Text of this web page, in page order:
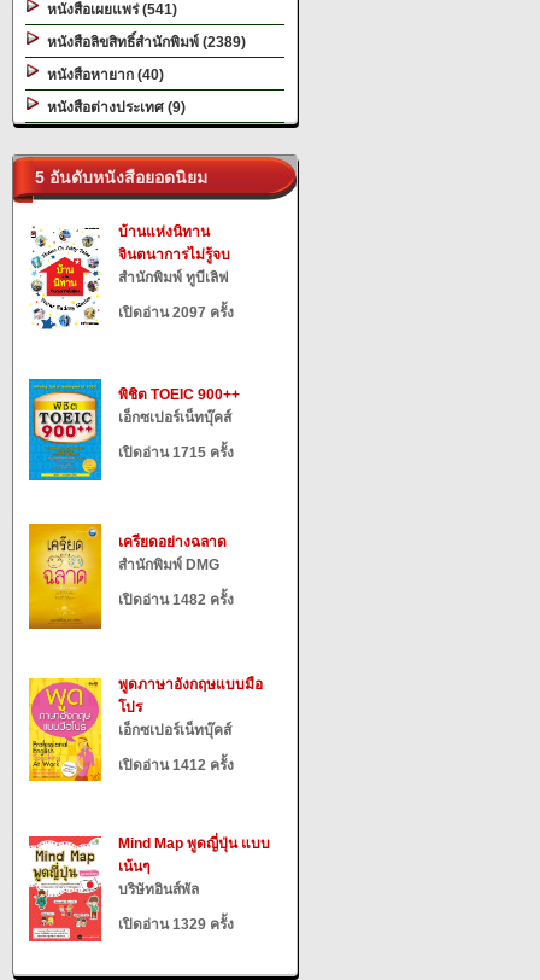
หนังสือเผยแพร่ (541)
หนังสือลิขสิทธิ์สำนักพิมพ์ (2389)
หนังสือหายาก (40)
หนังสือต่างประเทศ (9)
5 อันดับหนังสือยอดนิยม
บ้านแห่งนิทาน
จินตนาการไม่รู้จบ
สำนักพิมพ์ ทูบีเลิฟ
เปิดอ่าน 2097 ครั้ง
พิชิต TOEIC 900++
เอ็กซเปอร์เน็ทบุ๊คส์
เปิดอ่าน 1715 ครั้ง
เครียดอย่างฉลาด
สำนักพิมพ์ DMG
เปิดอ่าน 1482 ครั้ง
พูดภาษาอังกฤษแบบมือ
โปร
เอ็กซเปอร์เน็ทบุ๊คส์
เปิดอ่าน 1412 ครั้ง
Mind Map พูดญี่ปุ่น แบบ
เน้นๆ
บริษัทอินส์พัล
เปิดอ่าน 1329 ครั้ง